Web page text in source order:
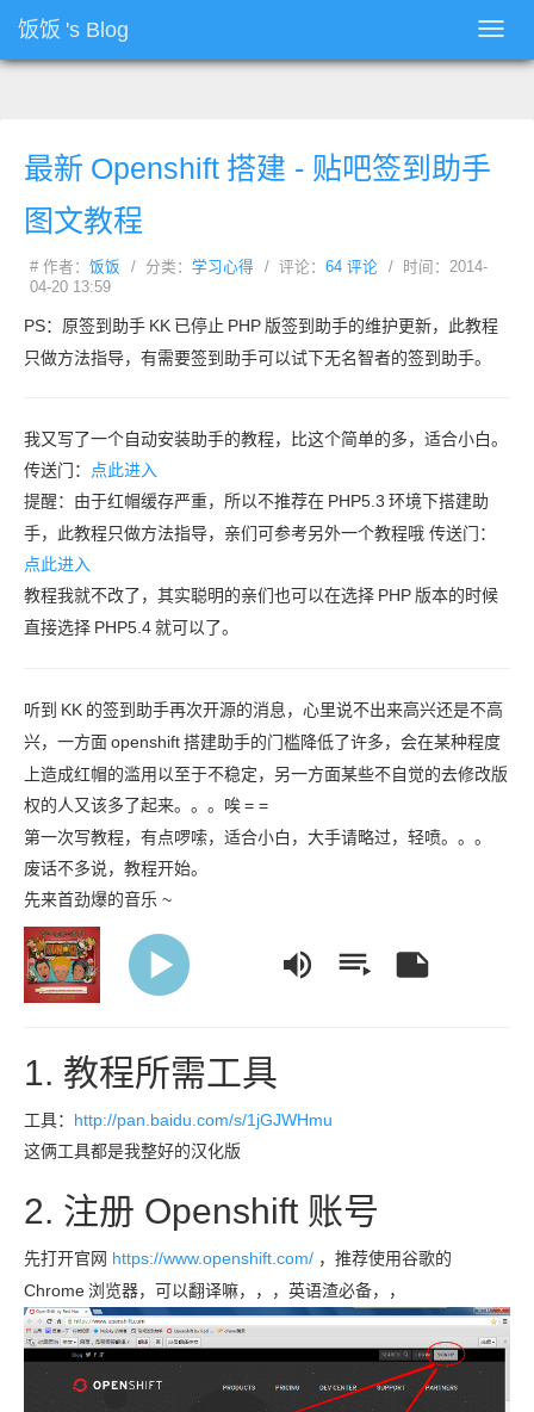
饭饭 's Blog
最新 Openshift 搭建 - 贴吧签到助手
图文教程
# 作者： 饭饭 / 分类： 学习心得 / 评论： 64 评论
/ 时间：2014-
04-20 13:59
PS：原签到助手 KK 已停止 PHP 版签到助手的维护更新，此教程
只做方法指导，有需要签到助手可以试下无名智者的签到助手。
我又写了一个自动安装助手的教程，比这个简单的多，适合小白。
传送门：
点此进入
提醒：由于红帽缓存严重，所以不推荐在 PHP5.3 环境下搭建助
手，此教程只做方法指导，亲们可参考另外一个教程哦 传送门：
点此进入
教程我就不改了，其实聪明的亲们也可以在选择 PHP 版本的时候
直接选择 PHP5.4就可以了。
听到 KK 的签到助手再次开源的消息，心里说不出来高兴还是不高
兴，一方面openshift搭建助手的门槛降低了许多，会在某种程度
上造成红帽的滥用以至于不稳定，另一方面某些不自觉的去修改版
权的人又该多了起来。。。唉= =
第一次写教程，有点啰嗦，适合小白，大手请略过，轻喷。。。
废话不多说，教程开始。
先来首劲爆的音乐 ~
Head (Better Off Dead)
Sum 41
1. 教程所需工具
工具： http://pan.baidu.com/s/1jGJWHmu
这俩工具都是我整好的汉化版
2. 注册 Openshift 账号
先打开官网 https://www.openshift.com/ ，推荐使用谷歌的
Chrome浏览器，可以翻译嘛，，，英语渣必备，，